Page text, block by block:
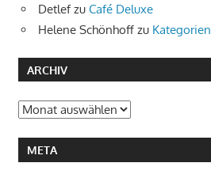
Detlefzu Café Deluxe
Helene Schönhoff zu Kategorien
ARCHIV
Archiv
META